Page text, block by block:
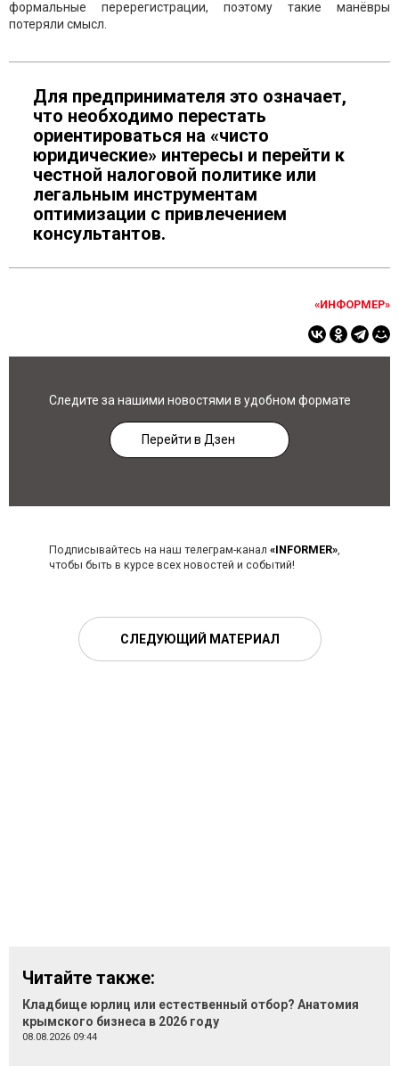
формальные перерегистрации, поэтому такие манёвры
потеряли смысл.
Для предпринимателя это означает,
что необходимо перестать
ориентироваться на «чисто
юридические» интересы и перейти к
честной налоговой политике или
легальным инструментам
оптимизации с привлечением
консультантов.
«ИНФОРМЕР»
Следите за нашими новостями в удобном формате
Перейти в Дзен
Подписывайтесь на наш телеграм-канал «INFORMER»,
чтобы быть в курсе всех новостей и событий!
СЛЕДУЮЩИЙ МАТЕРИАЛ
Читайте также:
Кладбище юрлиц или естественный отбор? Анатомия
крымского бизнеса в 2026 году
08.08.2026 09:44